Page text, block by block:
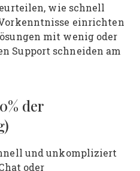
wie schnell
einrichten
mit wenig oder
Support schneiden am
der
und unkompliziert
oder